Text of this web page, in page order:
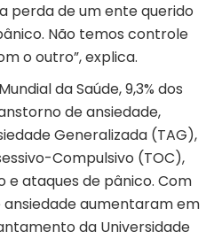
perda de um ente querido
Não temos controle
o outro”, explica.
da Saúde, 9,3% dos
de ansiedade,
Generalizada (TAG),
Compulsivo (TOC),
ataques de pânico. Com
ansiedade aumentaram em
da Universidade